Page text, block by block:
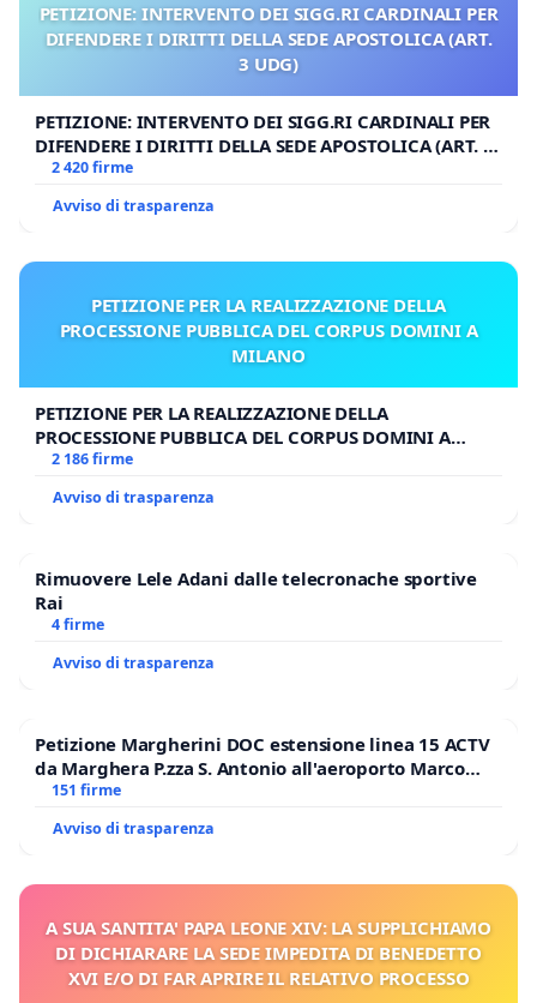
PETIZIONE: INTERVENTO DEI SIGG.RI CARDINALI PER
DIFENDERE I DIRITTI DELLA SEDE APOSTOLICA (ART.
3 UDG)
PETIZIONE: INTERVENTO DEI SIGG.RI CARDINALI PER
DIFENDERE I DIRITTI DELLA SEDE APOSTOLICA (ART. 3
UDG)
2 420 firme
Avviso di trasparenza
PETIZIONE PER LA REALIZZAZIONE DELLA
PROCESSIONE PUBBLICA DEL CORPUS DOMINI A
MILANO
PETIZIONE PER LA REALIZZAZIONE DELLA
PROCESSIONE PUBBLICA DEL CORPUS DOMINI A
MILANO
2 186 firme
Avviso di trasparenza
Rimuovere Lele Adani dalle telecronache sportive
Rai
4 firme
Avviso di trasparenza
Petizione Margherini DOC estensione linea 15 ACTV
da Marghera P.zza S. Antonio all'aeroporto Marco
Polo tariffa a € 1,50
151 firme
Avviso di trasparenza
A SUA SANTITA' PAPA LEONE XIV: LA SUPPLICHIAMO
DI DICHIARARE LA SEDE IMPEDITA DI BENEDETTO
XVI E/O DI FAR APRIRE IL RELATIVO PROCESSO